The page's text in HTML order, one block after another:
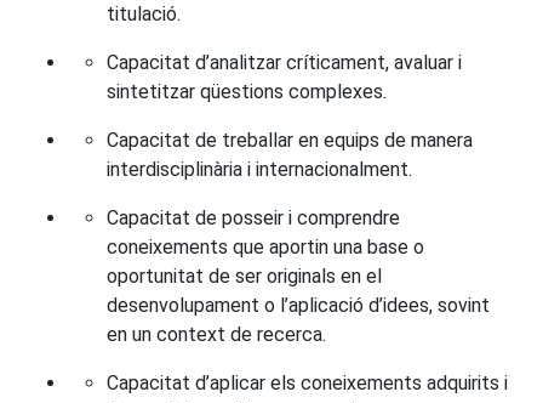
titulació.
Capacitat d’analitzar críticament, avaluar i
sintetitzar qüestions complexes.
Capacitat de treballar en equips de manera
interdisciplinària i internacionalment.
Capacitat de posseir i comprendre
coneixements que aportin una base o
oportunitat de ser originals en el
desenvolupament o l’aplicació d’idees, sovint
en un context de recerca.
Capacitat d’aplicar els coneixements adquirits i